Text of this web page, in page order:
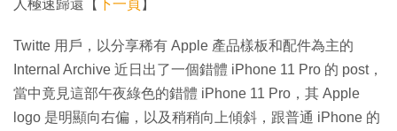
人極速歸還【下一頁】
Twitte 用戶，以分享稀有 Apple 產品樣板和配件為主的
Internal Archive 近日出了一個錯體 iPhone 11 Pro 的 post，
當中竟見這部午夜綠色的錯體 iPhone 11 Pro，其 Apple
logo 是明顯向右偏，以及稍稍向上傾斜，跟普通 iPhone 的